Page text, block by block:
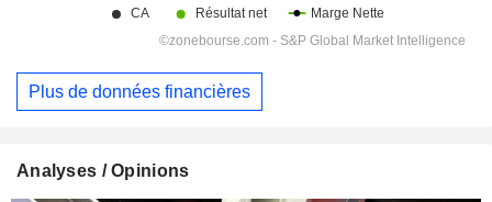
Plus de données financières
Analyses / Opinions